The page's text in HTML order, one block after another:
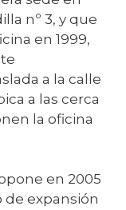
nº 3, y que
en 1999,
a la calle
a las cerca
la oficina
en 2005
expansión